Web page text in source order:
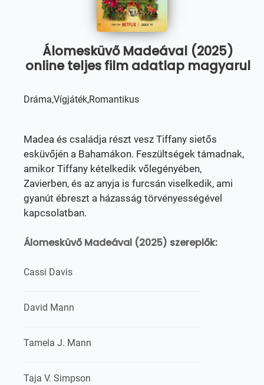
Álomesküvő Madeával (2025)
online teljes film adatlap magyarul
Dráma,Vígjáték,Romantikus
Madea és családja részt vesz Tiffany sietős
esküvőjén a Bahamákon. Feszültségek támadnak,
amikor Tiffany kételkedik vőlegényében,
Zavierben, és az anyja is furcsán viselkedik, ami
gyanút ébreszt a házasság törvényességével
kapcsolatban.
Álomesküvő Madeával (2025) szereplők:
Cassi Davis
David Mann
Tamela J. Mann
Taja V. Simpson